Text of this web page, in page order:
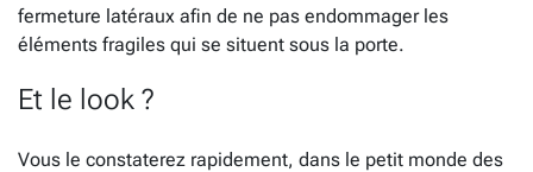
fermeture latéraux afin de ne pas endommager les
éléments fragiles qui se situent sous la porte.
Et le look ?
Vous le constaterez rapidement, dans le petit monde des